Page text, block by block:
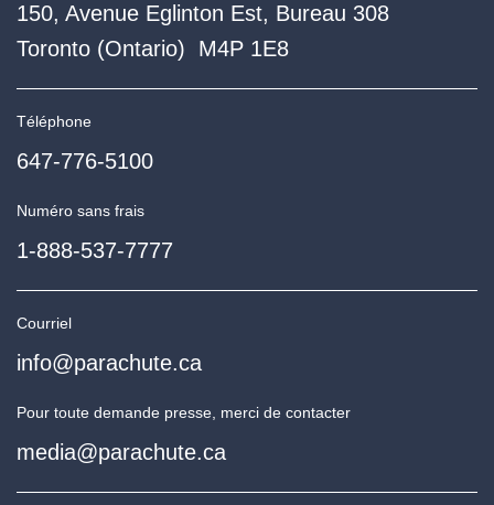
150, Avenue Eglinton Est, Bureau 308
Toronto (Ontario) M4P 1E8
Téléphone
647-776-5100
Numéro sans frais
1-888-537-7777
Courriel
info@parachute.ca
Pour toute demande presse, merci de contacter
media@parachute.ca